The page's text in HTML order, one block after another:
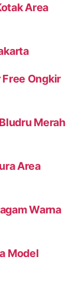
Area
Free Ongkir
Merah
Area
Warna
Model